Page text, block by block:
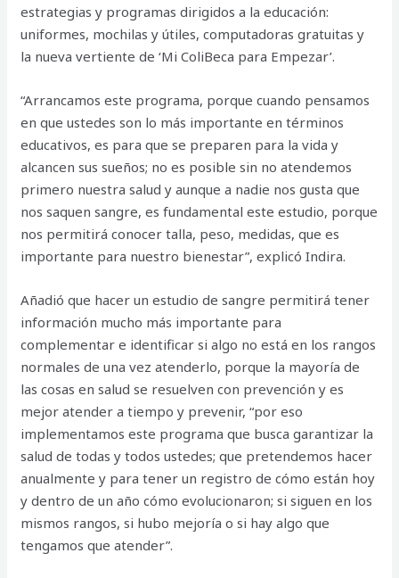
estrategias y programas dirigidos a la educación:
uniformes, mochilas y útiles, computadoras gratuitas y
la nueva vertiente de ‘Mi ColiBeca para Empezar’.
“Arrancamos este programa, porque cuando pensamos
en que ustedes son lo más importante en términos
educativos, es para que se preparen para la vida y
alcancen sus sueños; no es posible sin no atendemos
primero nuestra salud y aunque a nadie nos gusta que
nos saquen sangre, es fundamental este estudio, porque
nos permitirá conocer talla, peso, medidas, que es
importante para nuestro bienestar”, explicó Indira.
Añadió que hacer un estudio de sangre permitirá tener
información mucho más importante para
complementar e identificar si algo no está en los rangos
normales de una vez atenderlo, porque la mayoría de
las cosas en salud se resuelven con prevención y es
mejor atender a tiempo y prevenir, “por eso
implementamos este programa que busca garantizar la
salud de todas y todos ustedes; que pretendemos hacer
anualmente y para tener un registro de cómo están hoy
y dentro de un año cómo evolucionaron; si siguen en los
mismos rangos, si hubo mejoría o si hay algo que
tengamos que atender”.